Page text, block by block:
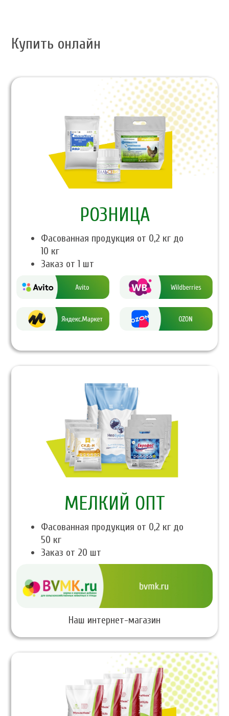
Купить онлайн
PОЗНИЦА
Фасованная продукция от 0,2 кг до
10 кг
Заказ от 1 шт
МЕЛКИЙ ОПТ
Фасованная продукция от 0,2 кг до
50 кг
Заказ от 20 шт
Наш интернет-магазин